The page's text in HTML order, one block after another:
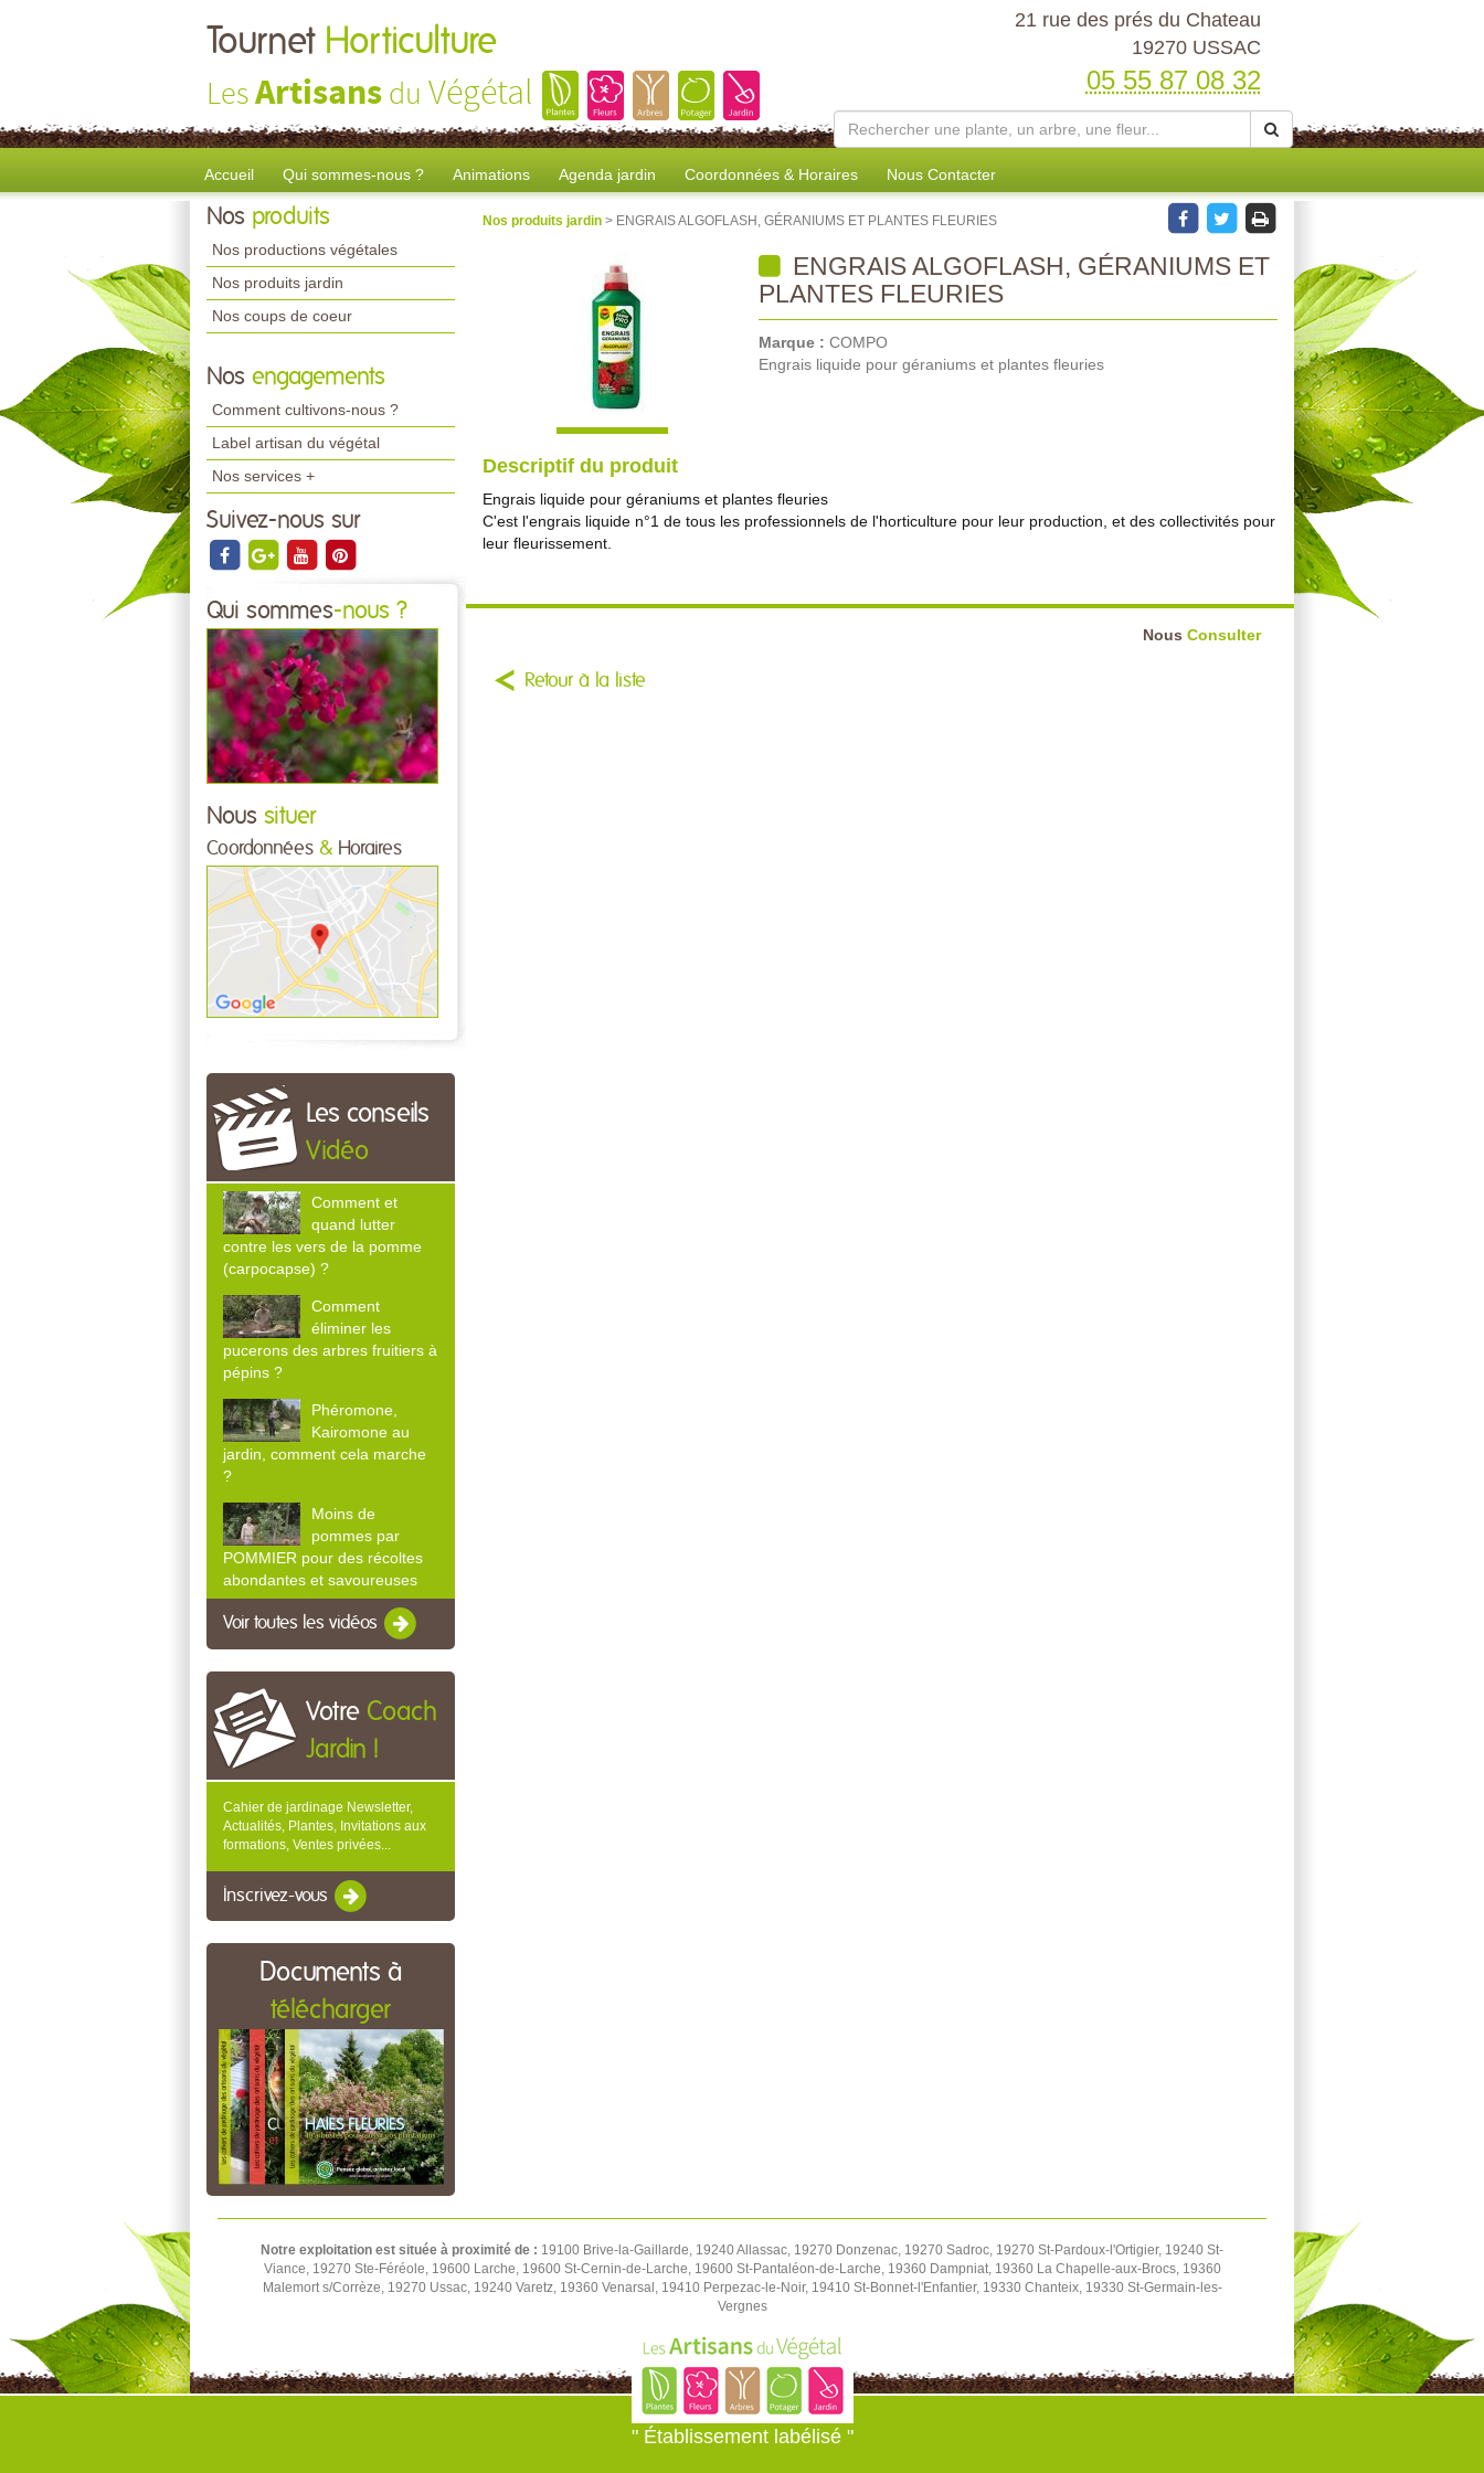
Tournet Horticulture
LesArtisans du Végétal
21 rue des prés du Chateau
19270 USSAC
05 55 87 08 32
Accueil Qui sommes-nous ? Animations Agenda jardin Coordonnées & Horaires Nous Contacter
Nos produits
Nos productions végétales
Nos produits jardin
Nos coups de coeur
Nos engagements
Comment cultivons-nous ?
Label artisan du végétal
Nos services +
Suivez-nous sur
Qui sommes-nous ?
Nous situer
Coordonnées & Horaires
Les conseils
Vidéo
Comment et
quand lutter
contre les vers de la pomme
(carpocapse) ?
Comment
éliminer les
pucerons des arbres fruitiers à
pépins ?
Phéromone,
Kairomone au
jardin, comment cela marche
?
Moins de
pommes par
POMMIER pour des récoltes
abondantes et savoureuses
Voir toutes les vidéos
Votre Coach
Jardin !
Cahier de jardinage Newsletter,
Actualités, Plantes, Invitations aux
formations, Ventes privées...
Inscrivez-vous
Documents à
télécharger
Nos produits jardin > ENGRAIS ALGOFLASH, GÉRANIUMS ET PLANTES FLEURIES
ENGRAIS ALGOFLASH, GÉRANIUMS ET
PLANTES FLEURIES
Marque : COMPO
Engrais liquide pour géraniums et plantes fleuries
Descriptif du produit
Engrais liquide pour géraniums et plantes fleuries
C'est l'engrais liquide n°1 de tous les professionnels de l'horticulture pour leur production, et des collectivités pour
leur fleurissement.
Nous Consulter
Retour à la liste
Notre exploitation est située à proximité de : 19100 Brive-la-Gaillarde, 19240 Allassac, 19270 Donzenac, 19270 Sadroc, 19270 St-Pardoux-l'Ortigier, 19240 St-
Viance, 19270 Ste-Féréole, 19600 Larche, 19600 St-Cernin-de-Larche, 19600 St-Pantaléon-de-Larche, 19360 Dampniat, 19360 La Chapelle-aux-Brocs, 19360
Malemort s/Corrèze, 19270 Ussac, 19240 Varetz, 19360 Venarsal, 19410 Perpezac-le-Noir, 19410 St-Bonnet-l'Enfantier, 19330 Chanteix, 19330 St-Germain-les-
Vergnes
" Établissement labélisé "